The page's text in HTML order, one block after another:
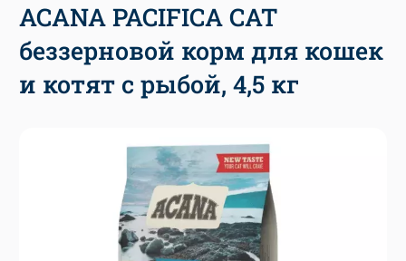
ACANA PACIFICA CAT
беззерновой корм для кошек
и котят с рыбой, 4,5 кг